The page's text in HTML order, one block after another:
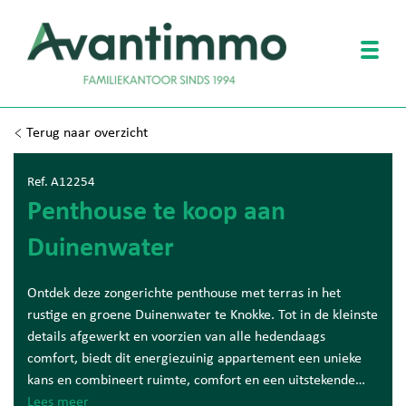
Terug naar overzicht
Ref. A12254
Penthouse te koop aan
Duinenwater
Ontdek deze zongerichte penthouse met terras in het
rustige en groene Duinenwater te Knokke. Tot in de kleinste
details afgewerkt en voorzien van alle hedendaags
comfort, biedt dit energiezuinig appartement een unieke
kans en combineert ruimte, comfort en een uitstekende
ligging.
Lees meer